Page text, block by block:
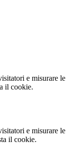
e misurare le
il cookie.
e misurare le
il cookie.